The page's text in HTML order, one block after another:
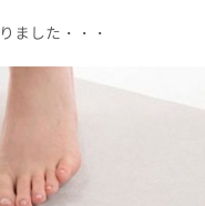
ました・・・